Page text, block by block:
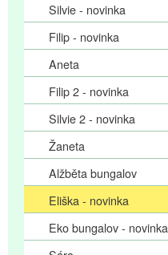
Silvie - novinka
Filip - novinka
Aneta
Filip 2 - novinka
Silvie 2 - novinka
Žaneta
Alžběta bungalov
Eliška - novinka
Eko bungalov - novinka